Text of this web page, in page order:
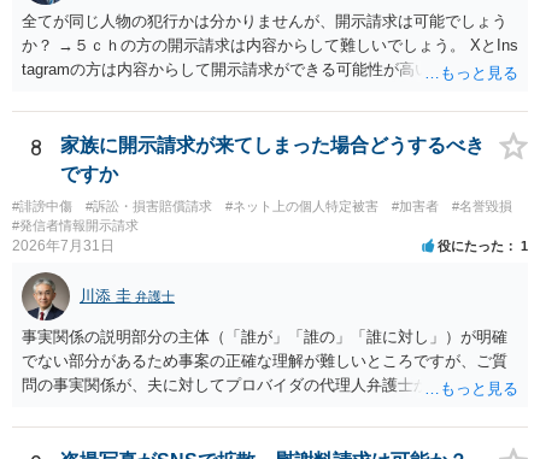
全てが同じ人物の犯行かは分かりませんが、開示請求は可能でしょう
か？ →５ｃｈの方の開示請求は内容からして難しいでしょう。 XとIns
tagramの方は内容からして開示請求ができる可能性が高いでしょう。
いでしょう。７月中にアカウントが削除されている場合、今から進め
ても失敗する可能性が高いように思われます。 相手を特定できた場
合、相手に全ての弁護士費用を負担させることは可能でしょうか？ →
訴訟外の交渉で相手方が認めれば負担させることができるでしょう。
訴訟で判決となった場合は、実際の弁護士費用が認められる場合と認
められない場合があり何ともいえないところでしょう。
8
家族に開示請求が来てしまった場合どうするべき
ですか
#誹謗中傷 #訴訟・損害賠償請求 #ネット上の個人特定被害 #加害者
#名誉毀損
#発信者情報開示請求
2026年7月31日 役にたった 1
川添 圭 弁護士
事実関係の説明部分の主体（「誰が」「誰の」「誰に対し」）が明確
でない部分があるため事案の正確な理解が難しいところですが、ご質
問の事実関係が、夫に対してプロバイダの代理人弁護士から発信者情
情報として夫の氏名と住所が開示され、開示請求者（の代理人弁護